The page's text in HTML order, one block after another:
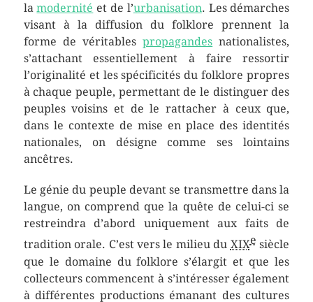
lamodernité et de l’urbanisation. Les démarches
visant à la diffusion du folklore prennent la
forme de véritablespropagandes nationalistes,
s’attachant essentiellement à faire ressortir
l’originalité et les spécificités du folklore propres
à chaque peuple, permettant de le distinguer des
peuples voisins et de le rattacher à ceux que,
dans le contexte de mise en place des identités
nationales, on désigne comme ses lointains
ancêtres.
Le génie du peuple devant se transmettre dans la
langue, on comprend que la quête de celui-ci se
restreindra d’abord uniquement aux faits de
tradition orale. C’est vers le milieu du XIXe siècle
que le domaine du folklore s’élargit et que les
collecteurs commencent à s’intéresser également
à différentes productions émanant des cultures